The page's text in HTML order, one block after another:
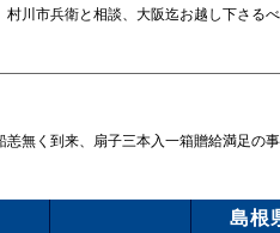
村川市兵衛と相談、大阪迄お越し下さる
恙無く到来、扇子三本入一箱贈給満足の
島根